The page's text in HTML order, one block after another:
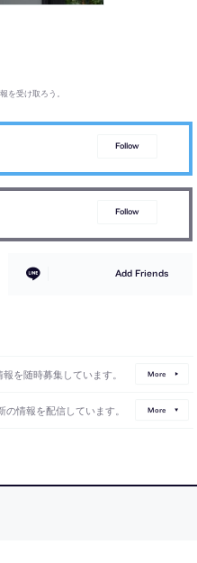
を受け取ろう。
Follow
Follow
Add Friends
を随時募集しています。 More
の情報を配信しています。 More